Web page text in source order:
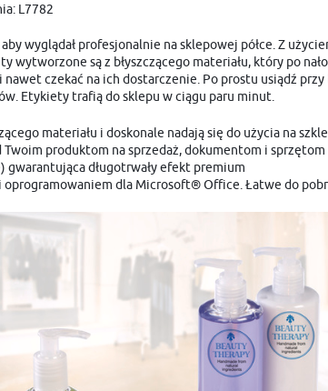
L7782
wyglądał profesjonalnie na sklepowej półce. Z
są z błyszczącego materiału, który po
czekać na ich dostarczenie. Po prostu usiądź
Etykiety trafią do sklepu w ciągu paru minut.
materiału i doskonale nadają się do użycia na
produktom na sprzedaż, dokumentom i
gwarantująca długotrwały efekt premium
oprogramowaniem dla Microsoft® Office. Łatwe do
wszystkie. W dowolnym momencie możesz dokonać zmiany swoich
Niezbędne pliki cookies służą do prawidłowego funkcjonowania strony
komfortowe korzystanie z oferowanych przez nas usług.
Pliki cookies odpowiadają na podejmowane przez Ciebie działania w celu m.in.
ustawień preferencji prywatności, logowania czy wypełniania formularzy. Dzięki
strona, z której korzystasz, może działać bez zakłóceń.
Więcej
Funkcjonalne i personalizacyjne
USTAWIENIA REGIONALNE
Polska
Język
polski